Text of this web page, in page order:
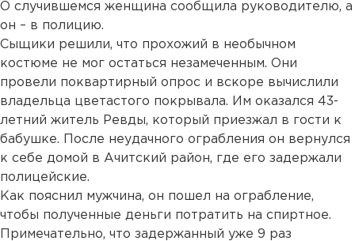
О случившемся женщина сообщила руководителю, а
он – в полицию.
Сыщики решили, что прохожий в необычном
костюме не мог остаться незамеченным. Они
провели поквартирный опрос и вскоре вычислили
владельца цветастого покрывала. Им оказался 43-
летний житель Ревды, который приезжал в гости к
бабушке. После неудачного ограбления он вернулся
к себе домой в Ачитский район, где его задержали
полицейские.
Как пояснил мужчина, он пошел на ограбление,
чтобы полученные деньги потратить на спиртное.
Примечательно, что задержанный уже 9 раз